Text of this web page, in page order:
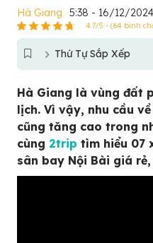
Hà Giang 5:38 - 16/12/2024
4.7/5 - (64 bình
Thứ Tự Sắp Xếp
Hà Giang là vùng đất
lịch. Vì vậy, nhu cầu
cũng tăng cao trong
cùng 2trip tìm hiểu 07
sân bay Nội Bài giá